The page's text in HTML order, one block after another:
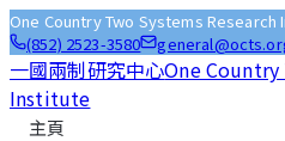
One Country Two Systems Research
(852) 2523-3580
一國兩制研究中心One Country
Institute
主頁